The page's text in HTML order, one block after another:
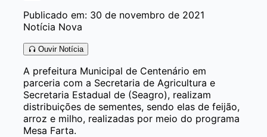
Publicado em: 30 de novembro de 2021
Notícia Nova
Ouvir Notícia
A prefeitura Municipal de Centenário em
parceria com a Secretaria de Agricultura e
Secretaria Estadual de (Seagro), realizam
distribuições de sementes, sendo elas de feijão,
arroz e milho, realizadas por meio do programa
Mesa Farta.